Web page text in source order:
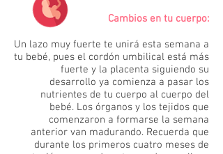
Cambios en tu cuerpo:
Un lazo muy fuerte te unirá esta semana a
tu bebé, pues el cordón umbilical está más
fuerte y la placenta siguiendo su
desarrollo ya comienza a pasar los
nutrientes de tu cuerpo al cuerpo del
bebé. Los órganos y los tejidos que
comenzaron a formarse la semana
anterior van madurando. Recuerda que
durante los primeros cuatro meses de